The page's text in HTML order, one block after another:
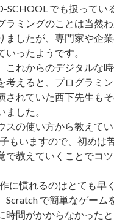
でも扱ってい
ラミングのことは当然
ましたが、専門家や企
ったようです。
これからのデジタルな
考えると、プログラミ
されていた西下先生も
した。
スの使い方から教えてい
もいますので、初めは
で教えていくことでコ
に慣れるのはとても早
Scratch で簡単なゲーム
時間がかからなかった